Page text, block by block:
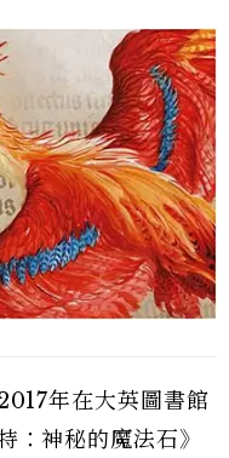
年在大英圖書館
：神秘的魔法石》